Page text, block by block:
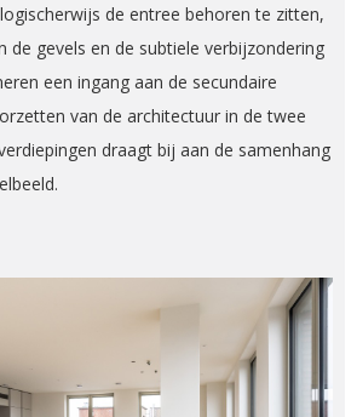
de entree behoren te zitten,
de gevels en de subtiele verbijzondering
een ingang aan de secundaire
van de architectuur in de twee
draagt bij aan de samenhang